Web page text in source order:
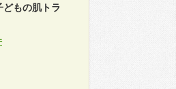
もの肌トラ